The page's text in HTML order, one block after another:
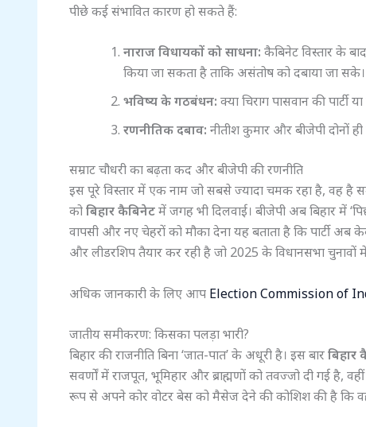
पीछे कई संभावित कारण हो सकते हैं:
नाराज विधायकों को साधना: कैबिनेट विस्तार के
किया जा सकता है ताकि असंतोष को दबाया जा सके।
भविष्य के गठबंधन: क्या चिराग पासवान की
रणनीतिक दबाव: नीतीश कुमार और बीजेपी दोनों
सम्राट चौधरी का बढ़ता कद और बीजेपी की रणनीति
इस पूरे विस्तार में एक नाम जो सबसे ज्यादा चमक रहा है, वह है
कोबिहार कैबिनेटमें जगह भी दिलवाई। बीजेपी अब बिहार में
वापसी और नए चेहरों को मौका देना यह बताता है कि पार्टी
और लीडरशिप तैयार कर रही है जो 2025 के विधानसभा चुनावों
अधिक जानकारी के लिए आप Election Commission of
जातीय समीकरण: किसका पलड़ा भारी?
बिहार की राजनीति बिना ‘जात-पात’ के अधूरी है। इस बारबिहार
सवर्णों में राजपूत, भूमिहार और ब्राह्मणों को तवज्जो दी गई है,
रूप से अपने कोर वोटर बेस को मैसेज देने की कोशिश की है कि